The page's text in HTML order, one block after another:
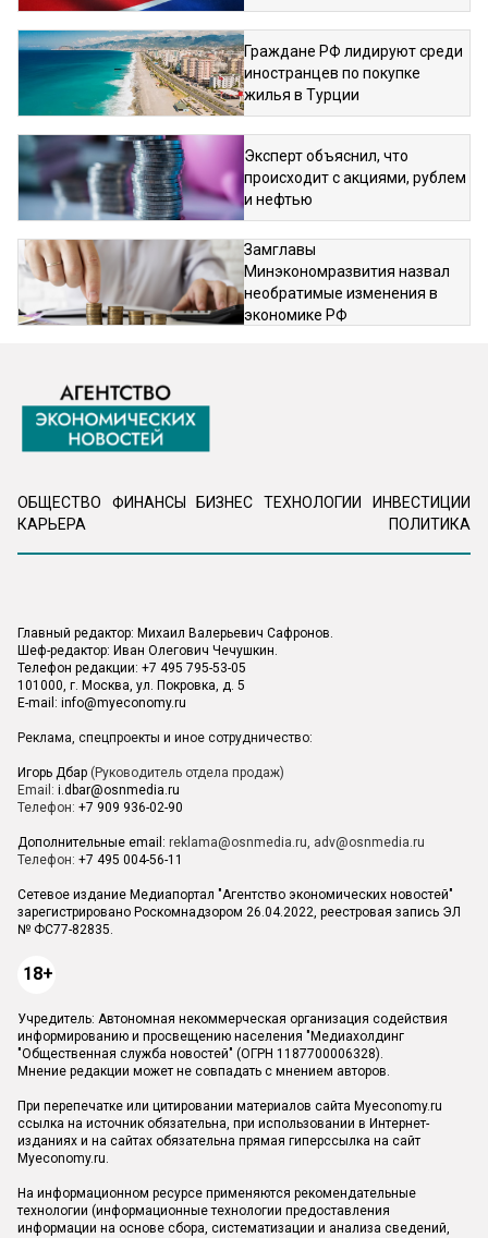
Граждане РФ лидируют среди
иностранцев по покупке
жилья в Турции
Эксперт объяснил, что
происходит с акциями, рублем
и нефтью
Замглавы
Минэкономразвития назвал
необратимые изменения в
экономике РФ
ОБЩЕСТВО ФИНАНСЫ БИЗНЕС ТЕХНОЛОГИИ
ИНВЕСТИЦИИ
КАРЬЕРА
ПОЛИТИКА
Главный редактор: Михаил Валерьевич Сафронов.
Шеф-редактор: Иван Олегович Чечушкин.
Телефон редакции: +7 495 795-53-05
101000, г. Москва, ул. Покровка, д. 5
E-mail: info@myeconomy.ru
Реклама, спецпроекты и иное сотрудничество:
Игорь Дбар (Руководитель отдела продаж)
Email: i.dbar@osnmedia.ru
Телефон: +7 909 936-02-90
Дополнительные email: reklama@osnmedia.ru, adv@osnmedia.ru
Телефон: +7 495 004-56-11
Сетевое издание Медиапортал "Агентство экономических новостей"
зарегистрировано Роскомнадзором 26.04.2022, реестровая запись ЭЛ
№ ФС77-82835.
18+
Учредитель: Автономная некоммерческая организация содействия
информированию и просвещению населения "Медиахолдинг
"Общественная служба новостей" (ОГРН 1187700006328).
Мнение редакции может не совпадать с мнением авторов.
При перепечатке или цитировании материалов сайта Myeconomy.ru
ссылка на источник обязательна, при использовании в Интернет-
изданиях и на сайтах обязательна прямая гиперссылка на сайт
Myeconomy.ru.
На информационном ресурсе применяются рекомендательные
технологии (информационные технологии предоставления
информации на основе сбора, систематизации и анализа сведений,